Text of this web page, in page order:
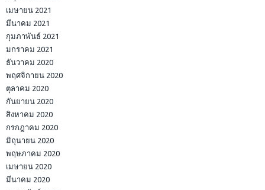
เมษายน 2021
มีนาคม 2021
กุมภาพันธ์ 2021
มกราคม 2021
ธันวาคม 2020
พฤศจิกายน 2020
ตุลาคม 2020
กันยายน 2020
สิงหาคม 2020
กรกฎาคม 2020
มิถุนายน 2020
พฤษภาคม 2020
เมษายน 2020
มีนาคม 2020